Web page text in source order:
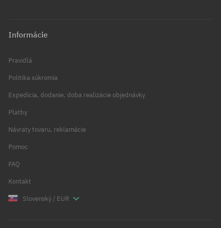
Informácie
Pravidlá
Politika súkromia
Expedícia, dodanie, doba realizácie objednávky
Platby
Návraty tovaru, reklamácie
Pomoc
FAQ
Kontakt
Slovenský / EUR